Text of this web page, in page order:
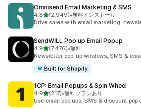
Omnisend Email Marketing & SMS
4.85つ星中
(2,949)
合計レビュー数：2949件
•無料インストール
Drive sales with email marketing,
SendWILL Pop up Email Popup
4.95つ星中
(7,476)
合計レビュー数：7476件
•無料
Newsletter pop-up windows, SMS &
Built for Shopify
1CP: Email Popups & Spin Wheel
4.95つ星中
(217)
合計レビュー数：217件
•無料プランあり
Use email pop ups, SMS & discount pop